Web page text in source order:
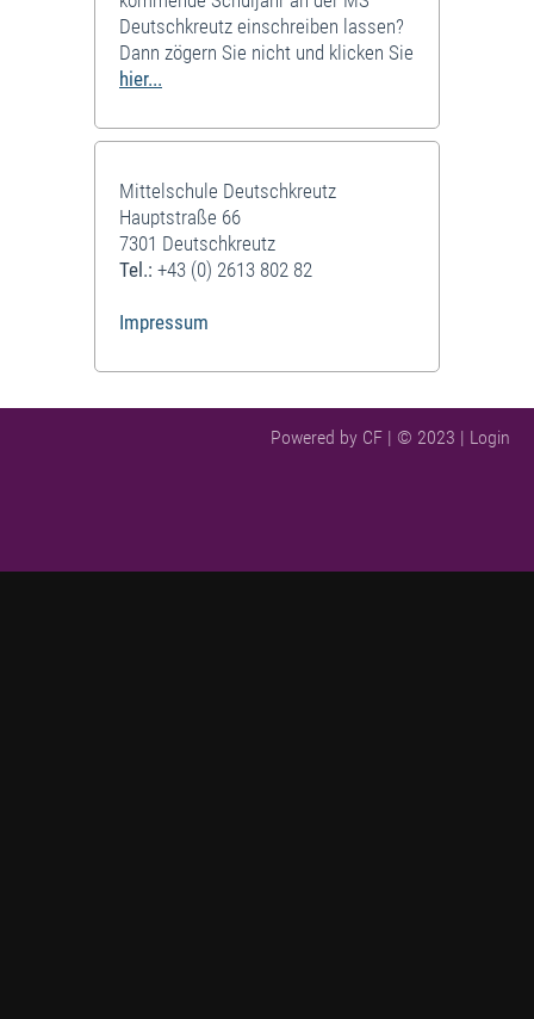
Deutschkreutz einschreiben lassen?
Dann zögern Sie nicht und klicken Sie
hier...
Mittelschule Deutschkreutz
Hauptstraße 66
7301 Deutschkreutz
Tel.: +43 (0) 2613 802 82
Impressum
Powered by CF | © 2023 | Login